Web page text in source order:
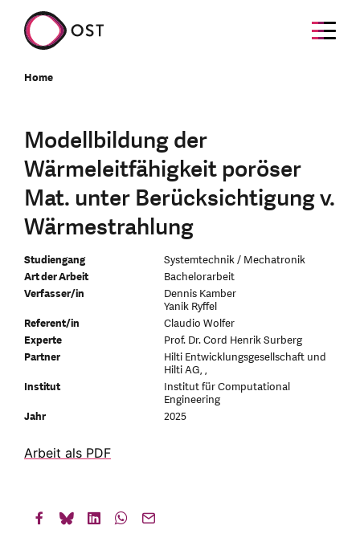
Home
Modellbildung der
Wärmeleitfähigkeit poröser
Mat. unter Berücksichtigung v.
Wärmestrahlung
Studiengang
Systemtechnik / Mechatronik
Art der Arbeit
Bachelorarbeit
Verfasser/in
Dennis Kamber
Yanik Ryffel
Referent/in
Claudio Wolfer
Experte
Prof. Dr. Cord Henrik Surberg
Partner
Hilti Entwicklungsgesellschaft und
Hilti AG, ,
Institut
Institut für Computational
Engineering
Jahr
2025
Arbeit als PDF